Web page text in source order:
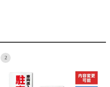
2